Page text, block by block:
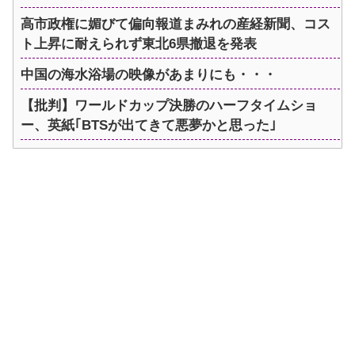
高市政権に媚びて偏向報道まみれの産経新聞、コス
ト上昇に耐えられず東北6県撤退を発表
中国の海水浴場の映像があまりにも・・・
【批判】ワールドカップ決勝のハーフタイムショ
ー、英紙｢BTSが出てきて悪夢かと思った｣